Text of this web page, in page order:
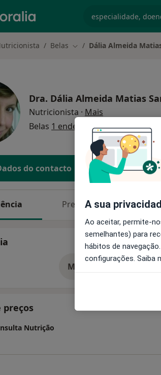
Belas Mudar de cidade
Dália Almeida
Dra. Dália Almeida Matias
Nutricionista · Mais
Belas 1 endereço
do contacto
Preços
Mostrar mais detalhes
preços
Nutrição
A sua
Ao aceitar, permite-
semelhantes) para
hábitos de
configurações. Saiba